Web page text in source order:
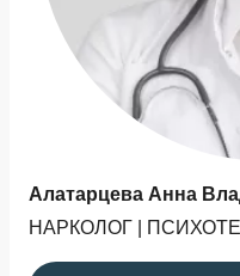
Алатарцева Анна
НАРКОЛОГ |